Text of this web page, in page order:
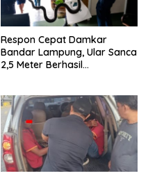
Respon Cepat Damkar
Bandar Lampung, Ular Sanca
2,5 Meter Berhasil